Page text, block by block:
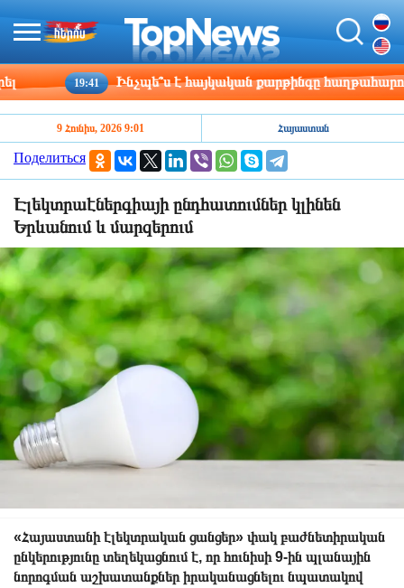
19:41 Ինչպե՞ս է հայկական քարթինգը հաղթահարում
9 Հունիս, 2026 9:01 Հայաստան
Поделиться
Էլեկտրաէներգիայի ընդհատումներ կլինեն
Երևանում և մարզերում
«Հայաստանի էլեկտրական ցանցեր» փակ բաժնետիրական
ընկերությունը տեղեկացնում է, որ հունիսի 9-ին պլանային
նորոգման աշխատանքներ իրականացնելու նպատակով